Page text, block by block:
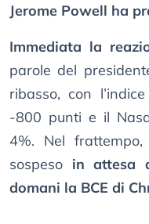
Jerome Powell ha
Immediata la
parole del
ribasso, con
-800 punti e il
4%. Nel
sospeso in attesa
domani la BCE di